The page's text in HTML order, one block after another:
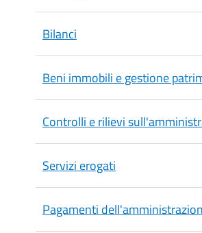
Bilanci
Beni immobili e gestione
Controlli e rilievi
Servizi erogati
Pagamenti